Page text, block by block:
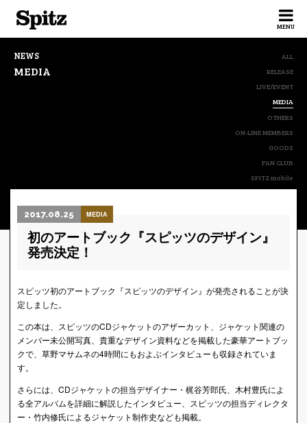
MENU
NEWS
MEDIA
ALL
RELEASE
LIVE/EVENT
MEDIA
OTHERS
ON-LINE MEMBERS
GOODS
FAN CLUB
SPITZ mobile
2017.08.25 MEDIA
初のアートブック『スピッツのデザイン』
発売決定！
スピッツ初のアートブック『スピッツのデザイン』が発売されることが決
定しました。
この本は、スピッツのCDジャケットのアザーカット、ジャケット関連の
メンバー未公開写真、貴重なデザイン資料などを掲載した豪華アートブッ
クで、草野マサムネの4時間にもおよぶインタビューも収録されていま
す。
さらには、CDジャケットの担当デザイナー・梶谷芳郎氏、木村豊氏によ
る全アルバムを詳細に解説したインタビュー、スピッツの担当ディレクタ
ー・竹内修氏によるジャケット制作史なども掲載。